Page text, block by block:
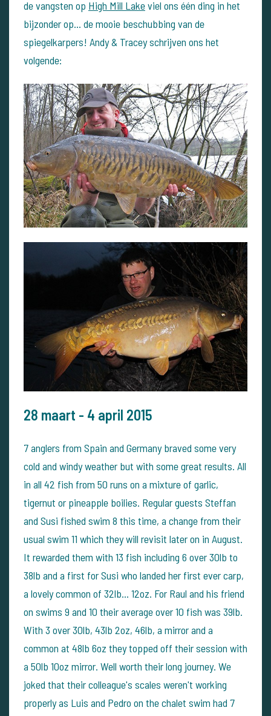
de vangsten op High Mill Lakeviel ons één ding in het
bijzonder op... de mooie beschubbing van de
spiegelkarpers! Andy & Tracey schrijven ons het
volgende:
28 maart - 4 april 2015
7 anglers from Spain and Germany braved some very
cold and windy weather but with some great results. All
in all 42 fish from 50 runs on a mixture of garlic,
tigernut or pineapple boilies. Regular guests Steffan
and Susi fished swim 8 this time, a change from their
usual swim 11 which they will revisit later on in August.
It rewarded them with 13 fish including 6 over 30lb to
38lb and a first for Susi who landed her first ever carp,
a lovely common of 32lb... 12oz. For Raul and his friend
on swims 9 and 10 their average over 10 fish was 39lb.
With 3 over 30lb, 43lb 2oz, 46lb, a mirror and a
common at 48lb 6oz they topped off their session with
a 50lb 10oz mirror. Well worth their long journey. We
joked that their colleague's scales weren't working
properly as Luis and Pedro on the chalet swim had 7